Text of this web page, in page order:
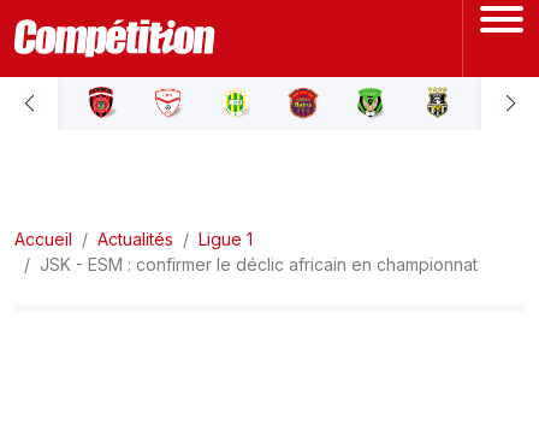
ACCUEIL
LIGUE 2
Accueil Actualités
Ligue 1
JSK - ESM : confirmer le déclic africain en championnat